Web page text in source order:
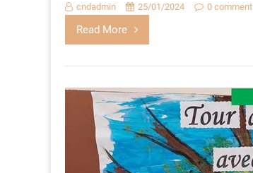
cndadmin 25/01/2024 0 comment
Read More